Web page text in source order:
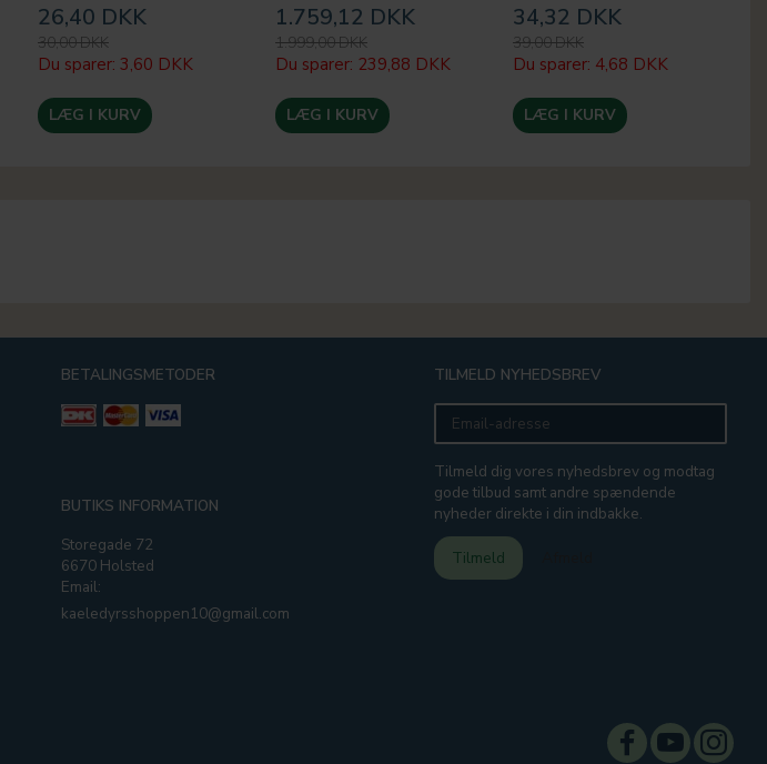
26,40 DKK
30,00 DKK
Du sparer: 3,60 DKK
LÆG I KURV
1.759,12 DKK
1.999,00 DKK
Du sparer: 239,88 DKK
LÆG I KURV
34,32 DKK
39,00 DKK
Du sparer: 4,68 DKK
LÆG I KURV
BETALINGSMETODER
BUTIKS INFORMATION
Storegade 72
6670 Holsted
Email:
kaeledyrsshoppen10@gmail.com
TILMELD NYHEDSBREV
Email-
adresse
Tilmeld dig vores nyhedsbrev og modtag
gode tilbud samt andre spændende
nyheder direkte i din indbakke.
Tilmeld